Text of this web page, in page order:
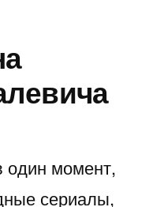
один момент,
сериалы,